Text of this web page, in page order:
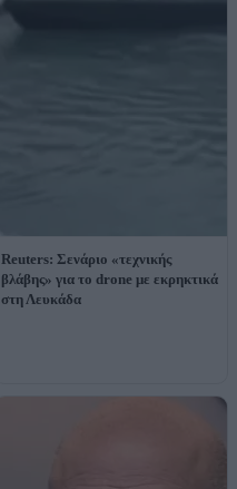
Reuters: Σενάριο «τεχνικής
βλάβης» για το drone με εκρηκτικά
στη Λευκάδα